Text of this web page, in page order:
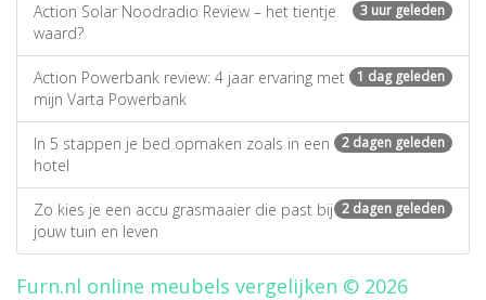
3 uur geleden
Action Solar Noodradio Review – het tientje
waard?
1 dag geleden
Action Powerbank review: 4 jaar ervaring met
mijn Varta Powerbank
2 dagen geleden
In 5 stappen je bed opmaken zoals in een
hotel
2 dagen geleden
Zo kies je een accu grasmaaier die past bij
jouw tuin en leven
Furn.nl online meubels vergelijken © 2026